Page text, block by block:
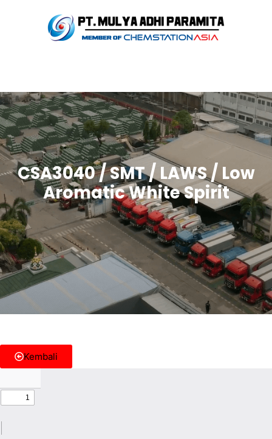
CSA3040 / SMT / LAWS / Low
Aromatic White Spirit
Kembali